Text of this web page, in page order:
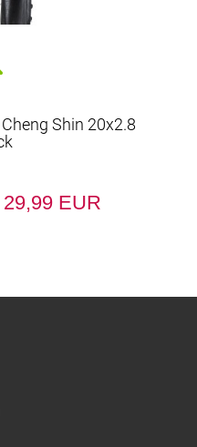
Shin 20x2.8
29,99 EUR